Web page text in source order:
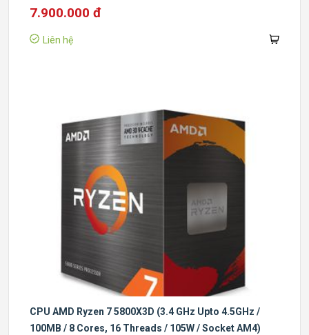
7.900.000 đ
Liên hệ
CPU AMD Ryzen 7 5800X3D (3.4 GHz Upto 4.5GHz /
100MB / 8 Cores, 16 Threads / 105W / Socket AM4)